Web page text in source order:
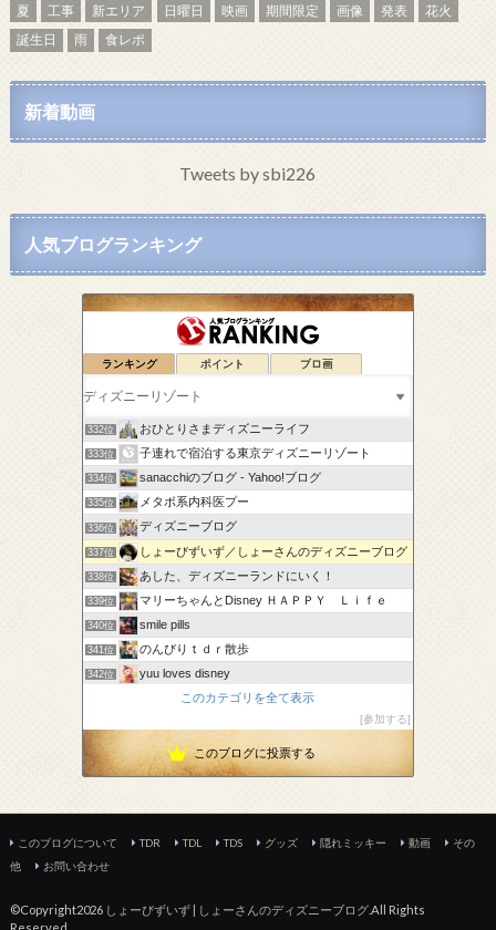
夏
工事 新エリア 日曜日 映画 期間限定 画像 発表
花火
誕生日
雨 食レポ
新着動画
Tweets by sbi226
人気ブログランキング
ランキング ポイント ブロ画
331位 みーたん主婦のコスパ大好き日記
332位 おひとりさまディズニーライフ
333位 子連れで宿泊する東京ディズニーリゾート
334位 sanacchiのブログ - Yahoo!ブログ
335位 メタボ系内科医プー
336位 ディズニーブログ
337位 しょーびずいず／しょーさんのディズニーブログ
338位 あした、ディズニーランドにいく！
339位 マリーちゃんとDisney ＨＡＰＰＹ Ｌｉｆｅ
340位 smile pills
341位 のんびりｔｄｒ散歩
342位 yuu loves disney
I Love Disney
ディズニー初心者うたのミニーちゃん愛ブログ
このカテゴリを全て表示
参加する
このブログに投票する
このブログについて TDR TDL TDS グッズ 隠れミッキー 動画
その
他
お問い合わせ
©Copyright2026 しょーびずいず | しょーさんのディズニーブログ.All Rights
Reserved.